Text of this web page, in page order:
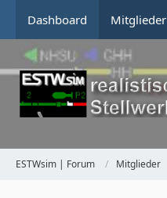
Dashboard Mitglieder
ESTWsim | Forum Mitglieder